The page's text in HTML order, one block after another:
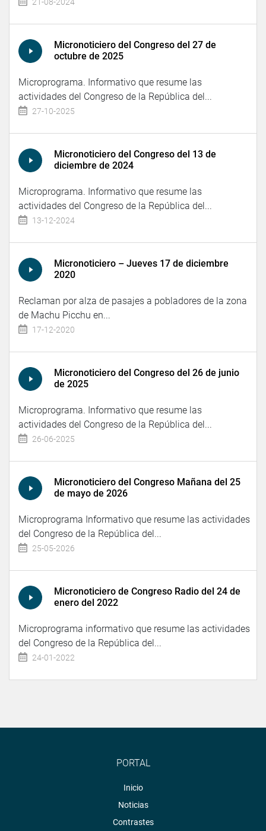
Micronoticiero del Congreso del 27 de
octubre de 2025
Microprograma. Informativo que resume las
actividades del Congreso de la República del...
27-10-2025
Micronoticiero del Congreso del 13 de
diciembre de 2024
Microprograma. Informativo que resume las
actividades del Congreso de la República del...
13-12-2024
Micronoticiero – Jueves 17 de diciembre
2020
Reclaman por alza de pasajes a pobladores de la zona
de Machu Picchu en...
17-12-2020
Micronoticiero del Congreso del 26 de junio
de 2025
Microprograma. Informativo que resume las
actividades del Congreso de la República del...
26-06-2025
Micronoticiero del Congreso Mañana del 25
de mayo de 2026
Microprograma Informativo que resume las actividades
del Congreso de la República del...
25-05-2026
Micronoticiero de Congreso Radio del 24 de
enero del 2022
Microprograma informativo que resume las actividades
del Congreso de la República del...
24-01-2022
PORTAL
Inicio
Noticias
Contrastes